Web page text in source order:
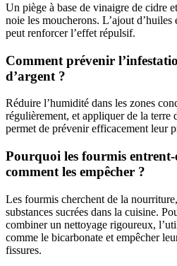
Un piège à base de vinaigre de cidre
noie les moucherons. L’ajout
peut renforcer l’effet répulsif.
Comment prévenir
d’argent ?
Réduire l’humidité dans les zones
régulièrement, et appliquer de la terre
permet de prévenir efficacement leur
Pourquoi les fourmis entrent-
comment les empêcher ?
Les fourmis cherchent de la
substances sucrées dans la cuisine.
combiner un nettoyage rigoureux,
comme le bicarbonate et empêcher
fissures.